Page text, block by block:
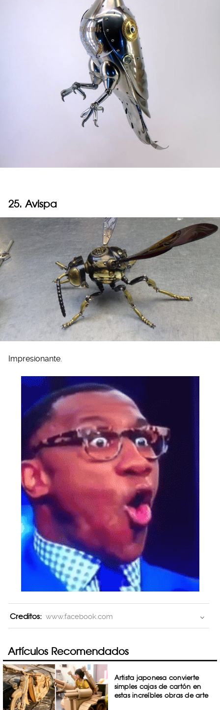
25. Avispa
Impresionante.
Creditos: www.facebook.com
Artículos Recomendados
Artista japonesa convierte
simples cajas de cartón en
estas increíbles obras de arte